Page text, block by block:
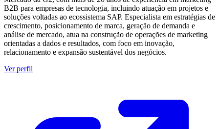
B2B para empresas de tecnologia, incluindo atuação em projetos e
soluções voltadas ao ecossistema SAP. Especialista em estratégias de
crescimento, posicionamento de marca, geração de demanda e
análise de mercado, atua na construção de operações de marketing
orientadas a dados e resultados, com foco em inovação,
relacionamento e expansão sustentável dos negócios.
Ver perfil